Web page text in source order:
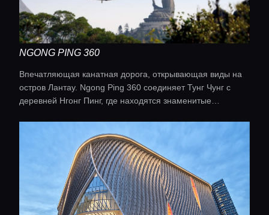
Главная
Локации
Гиды
NGONG PING 360
Впечатляющая канатная дорога, открывающая виды на
остров Лантау. Ngong Ping 360 соединяет Тунг Чунг с
деревней Нгонг Пинг, где находятся знаменитые